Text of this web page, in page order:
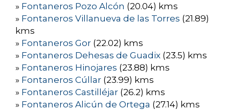
» Fontaneros Pozo Alcón (20.04) kms
» Fontaneros Villanueva de las Torres (21.89)
kms
» Fontaneros Gor (22.02) kms
» Fontaneros Dehesas de Guadix (23.5) kms
» Fontaneros Hinojares (23.88) kms
» Fontaneros Cúllar (23.99) kms
» Fontaneros Castilléjar (26.2) kms
» Fontaneros Alicún de Ortega (27.14) kms